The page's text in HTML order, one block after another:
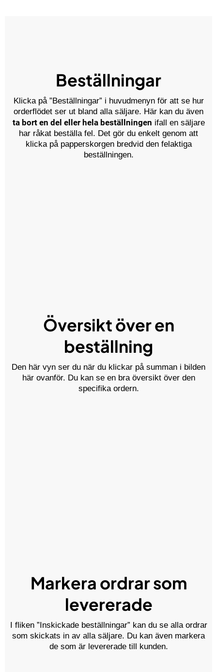
Beställningar
Klicka på ”Beställningar” i huvudmenyn för att se hur
orderflödet ser ut bland alla säljare. Här kan du även
ta bort en del eller hela beställningen ifall en säljare
har råkat beställa fel. Det gör du enkelt genom att
klicka på papperskorgen bredvid den felaktiga
beställningen.
Översikt över en
beställning
Den här vyn ser du när du klickar på summan i bilden
här ovanför. Du kan se en bra översikt över den
specifika ordern.
Markera ordrar som
levererade
I fliken ”Inskickade beställningar” kan du se alla ordrar
som skickats in av alla säljare. Du kan även markera
de som är levererade till kunden.